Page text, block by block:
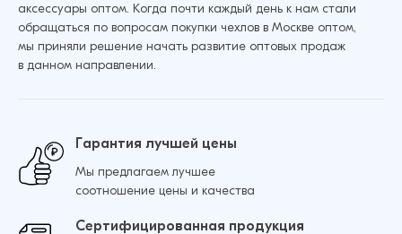
Защитное стекло для Samsung S26 Ultra
Achilles Антишпион (Чёрный)
Добавить в корзину
аксессуары оптом. Когда почти каждый день к нам стали
обращаться по вопросам покупки чехлов в Москве оптом,
мы приняли решение начать развитие оптовых продаж
в данном направлении.
Гарантия лучшей цены
Мы предлагаем лучшее
соотношение цены и качества
Сертифицированная продукция